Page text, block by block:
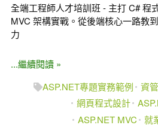
全端工程師人才培訓班 - 主打 C# 程
MVC 架構實戰。從後端核心一路教
力
...繼續閱讀 »
ASP.NET專題實務範例
資
網頁程式設計
ASP.NET MVC
就